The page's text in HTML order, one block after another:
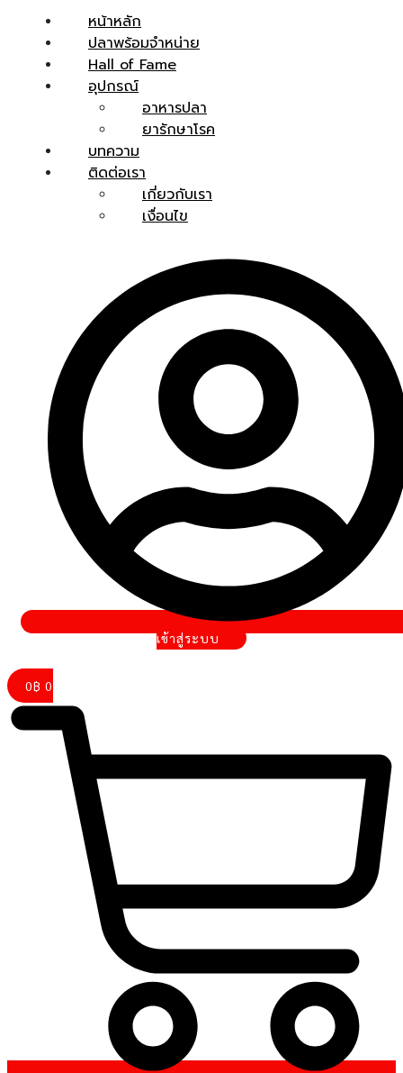
หน้าหลัก
ปลาพร้อมจำหน่าย
Hall of Fame
อุปกรณ์
อาหารปลา
ยารักษาโรค
บทความ
ติดต่อเรา
เกี่ยวกับเรา
เงื่อนไข
เข้าสู่ระบบ
0฿ 0